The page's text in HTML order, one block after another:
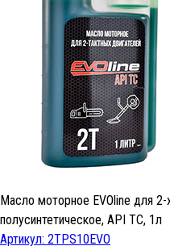
Масло моторное EVOline для 2-
полусинтетическое, API TC, 1л
Артикул: 2TPS10EVO